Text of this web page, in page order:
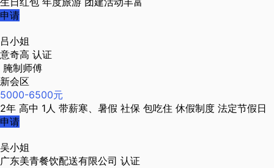
申请
吕小姐
意奇高 认证
腌制师傅
新会区
5000-6500元
2年 高中 1人 带薪寒、暑假 社保 包吃住 休假制度 法定节假日
申请
吴小姐
广东美青餐饮配送有限公司 认证